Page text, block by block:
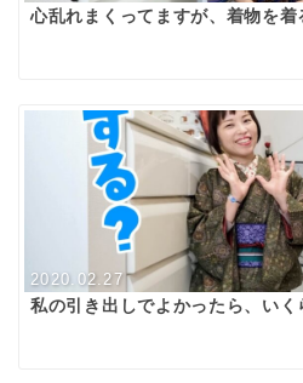
心乱れまくってますが、着物を着
2020.02.27
私の引き出しでよかったら、い